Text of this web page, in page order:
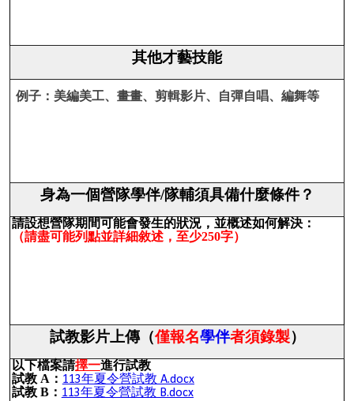
其他才藝技能
例子：美編美工、畫畫、剪輯影片、自彈自唱、編舞等
身為一個營隊學伴/隊輔須具備什麼條件？
請設想營隊期間可能會發生的狀況，並概述如何解決：
（請盡可能列點並詳細敘述，至少250字）
試教影片上傳（僅報名學伴者須錄製）
以下檔案請擇一進行試教
試教 A： 113年夏令營試教 A.docx
試教 B： 113年夏令營試教 B.docx